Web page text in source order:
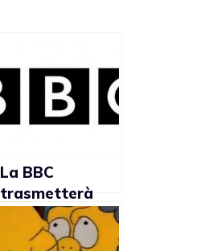
La BBC
trasmetterà
una serie tv gay